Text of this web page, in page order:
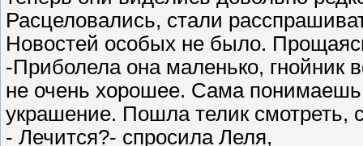
Расцеловались, стали
Новостей особых не было.
-Приболела она маленько, гнойник
не очень хорошее. Сама
украшение. Пошла телик смотреть,
- Лечится?- спросила Леля,